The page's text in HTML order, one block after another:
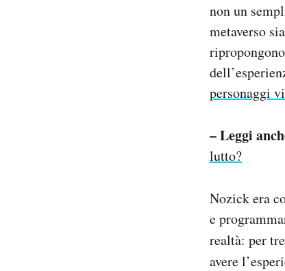
non un
metaverso
personaggi
– Leggi
lutto?
Nozick era
e
realtà: per
avere